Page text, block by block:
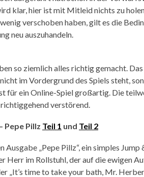
klar, hier ist mit Mitleid nichts zu
verschoben haben, gilt es die
neu auszuhandeln.
so ziemlich alles richtig gemacht.
im Vordergrund des Spiels steht,
für ein Online-Spiel großartig. Die
verstörend.
Pepe Pillz Teil 1 und Teil 2
„Pepe Pillz“, ein simples Jump
Herr im Rollstuhl, der auf die ewigen
„It’s time to take your bath, Mr.